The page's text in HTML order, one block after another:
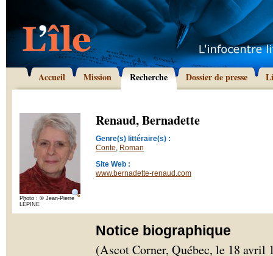
Accueil Mission Recherche Dossier de presse
Photo : © Jean-Pierre
LÉPINE
Renaud, Bernadette
Genre(s) littéraire(s) :
Conte, Roman
Site Web :
www.bernadette-renaud.com
Notice biographique
(Ascot Corner, Québec, le 18 avril